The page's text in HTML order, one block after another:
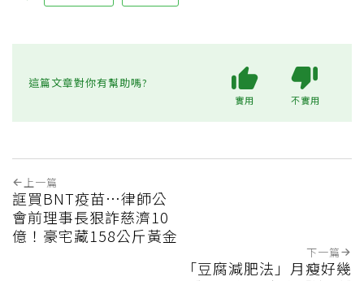
這篇文章對你有幫助嗎?
實用 不實用
上一篇
誆買BNT疫苗…律師公
會前理事長狠詐慈濟10
億！豪宅藏158公斤黃金
下一篇
「豆腐減肥法」月瘦好幾